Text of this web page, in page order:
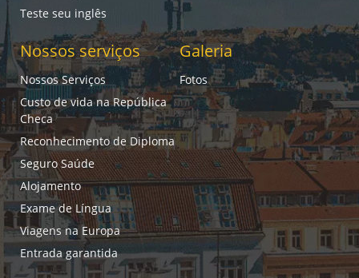
Teste seu inglês
Nossos serviços
Nossos Serviços
Custo de vida na República
Checa
Reconhecimento de Diploma
Seguro Saúde
Alojamento
Exame de Língua
Viagens na Europa
Entrada garantida
Galeria
Fotos